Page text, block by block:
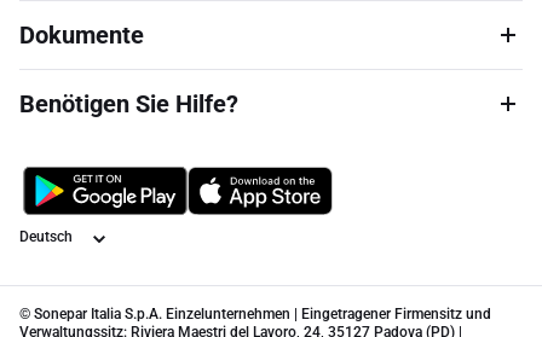
Dokumente
Benötigen Sie Hilfe?
Sprache
© Sonepar Italia S.p.A. Einzelunternehmen | Eingetragener Firmensitz und
Verwaltungssitz: Riviera Maestri del Lavoro, 24, 35127 Padova (PD) |